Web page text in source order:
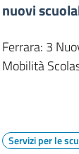
nuovi
Ferrara: 3
Mobilità
Servizi per le